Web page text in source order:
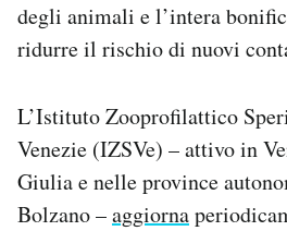
degli animali e l’intera
ridurre il rischio di nuovi
L’Istituto Zooprofilattico
Venezie (IZSVe) – attivo in
Giulia e nelle province
Bolzano –aggiorna